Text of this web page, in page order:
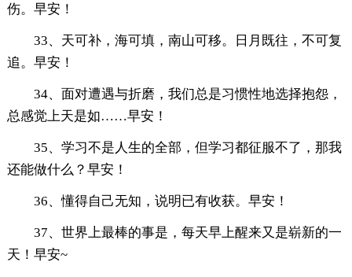
伤。早安！
33、天可补，海可填，南山可移。日月既往，不可复
追。早安！
34、面对遭遇与折磨，我们总是习惯性地选择抱怨，
总感觉上天是如……早安！
35、学习不是人生的全部，但学习都征服不了，那我
还能做什么？早安！
36、懂得自己无知，说明已有收获。早安！
37、世界上最棒的事是，每天早上醒来又是崭新的一
天！早安~